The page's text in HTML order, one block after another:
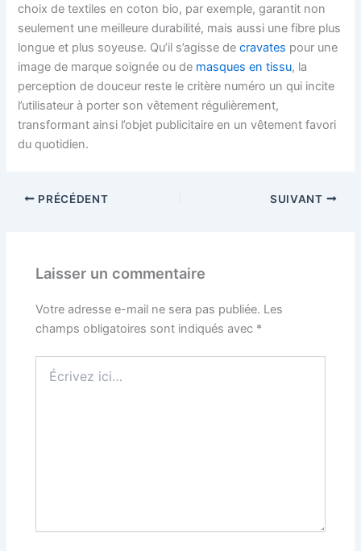
choix de textiles en coton bio, par exemple, garantit non
seulement une meilleure durabilité, mais aussi une fibre plus
longue et plus soyeuse. Qu’il s’agisse decravates pour une
image de marque soignée ou de masques en tissu, la
perception de douceur reste le critère numéro un qui incite
l’utilisateur à porter son vêtement régulièrement,
transformant ainsi l’objet publicitaire en un vêtement favori
du quotidien.
PRÉCÉDENT SUIVANT
Laisser un commentaire
Votre adresse e-mail ne sera pas publiée. Les
champs obligatoires sont indiqués avec *
ici…